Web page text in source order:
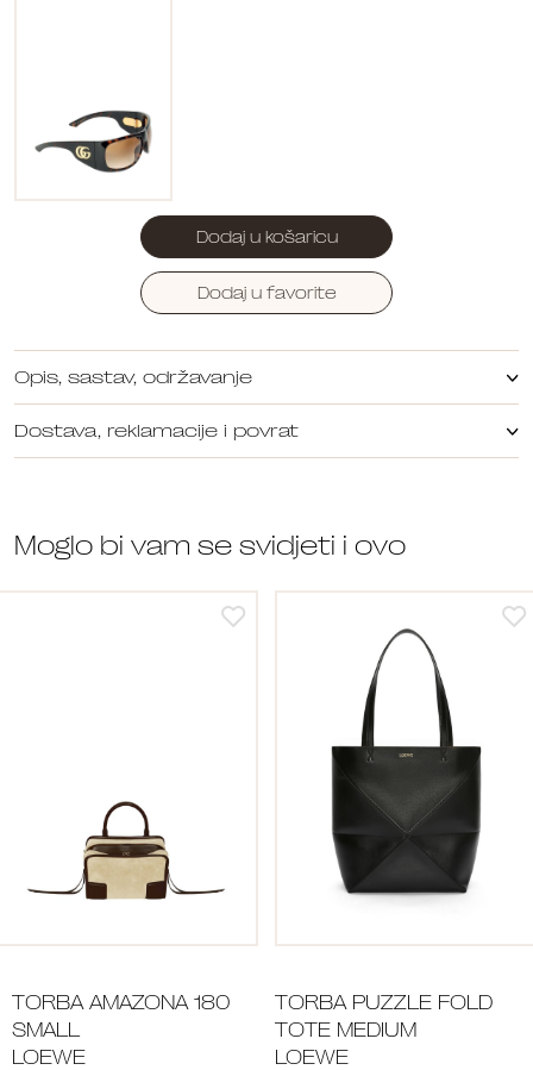
Dodaj u košaricu
Dodaj u favorite
Opis, sastav, održavanje
Dostava, reklamacije i povrat
Moglo bi vam se svidjeti i ovo
TORBA AMAZONA 180
SMALL
LOEWE
TORBA PUZZLE FOLD
TOTE MEDIUM
LOEWE